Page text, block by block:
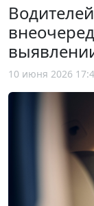
10 июня 2026